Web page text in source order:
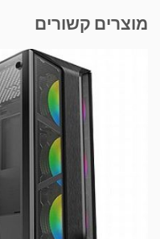
מוצרים קשורים